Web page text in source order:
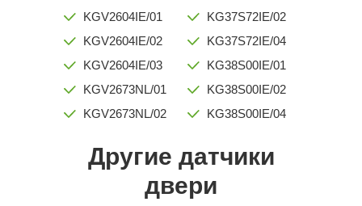
KGV2604IE/01
KGV2604IE/02
KGV2604IE/03
KGV2673NL/01
KGV2673NL/02
KG37S72IE/02
KG37S72IE/04
KG38S00IE/01
KG38S00IE/02
KG38S00IE/04
Другие датчики
двери